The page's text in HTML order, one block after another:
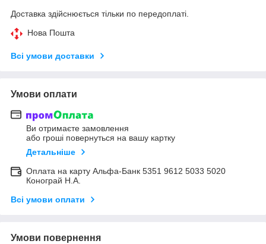
Доставка здійснюється тільки по передоплаті.
Нова Пошта
Всі умови доставки
Умови оплати
Ви отримаєте замовлення
або гроші повернуться на вашу картку
Детальніше
Оплата на карту Альфа-Банк 5351 9612 5033 5020
Конограй Н.А.
Всі умови оплати
Умови повернення